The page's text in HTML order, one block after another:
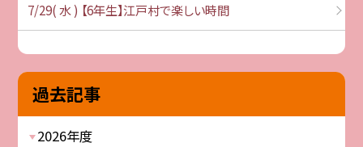
7/29( 水 ) 【6年生】江戸村で楽しい時間
過去記事
2026年度